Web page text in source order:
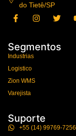
do Tietê/SP
Segmentos
Industrias
Logistico
Zion WMS
Varejista
Suporte
+55 (14) 99769-7256